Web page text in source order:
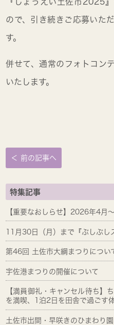
『しょうえい土佐市2025
ので、引き続きご応募いた
す。
併せて、通常のフォトコン
いたします。
＜ 前の記事へ
特集記事
【重要なおしらせ】2026年4月
11月30日（月）まで『ぶしぶし
第46回 土佐市大綱まつりについ
宇佐港まつりの開催について
【満員御礼・キャンセル待ち】
を満喫、1泊2日を田舎で過ごす
土佐市出間・早咲きのひまわり